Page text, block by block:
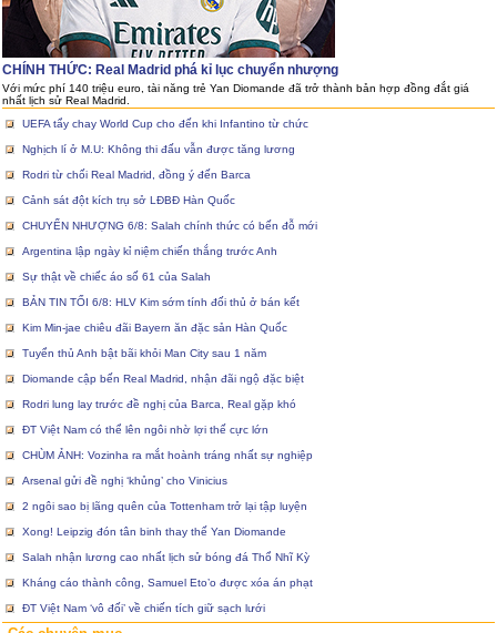
CHÍNH THỨC: Real Madrid phá kỉ lục chuyển nhượng
Với mức phí 140 triệu euro, tài năng trẻ Yan Diomande đã trở thành bản hợp đồng đắt giá
nhất lịch sử Real Madrid.
UEFA tẩy chay World Cup cho đến khi Infantino từ chức
Nghịch lí ở M.U: Không thi đấu vẫn được tăng lương
Rodri từ chối Real Madrid, đồng ý đến Barca
Cảnh sát đột kích trụ sở LĐBĐ Hàn Quốc
CHUYỂN NHƯỢNG 6/8: Salah chính thức có bến đỗ mới
Argentina lập ngày kỉ niệm chiến thắng trước Anh
Sự thật về chiếc áo số 61 của Salah
BẢN TIN TỐI 6/8: HLV Kim sớm tính đối thủ ở bán kết
Kim Min-jae chiêu đãi Bayern ăn đặc sản Hàn Quốc
Tuyển thủ Anh bật bãi khỏi Man City sau 1 năm
Diomande cập bến Real Madrid, nhận đãi ngộ đặc biệt
Rodri lung lay trước đề nghị của Barca, Real gặp khó
ĐT Việt Nam có thể lên ngôi nhờ lợi thế cực lớn
CHÙM ẢNH: Vozinha ra mắt hoành tráng nhất sự nghiệp
Arsenal gửi đề nghị ‘khủng’ cho Vinicius
2 ngôi sao bị lãng quên của Tottenham trở lại tập luyện
Xong! Leipzig đón tân binh thay thế Yan Diomande
Salah nhận lương cao nhất lịch sử bóng đá Thổ Nhĩ Kỳ
Kháng cáo thành công, Samuel Eto’o được xóa án phạt
ĐT Việt Nam ‘vô đối’ về chiến tích giữ sạch lưới